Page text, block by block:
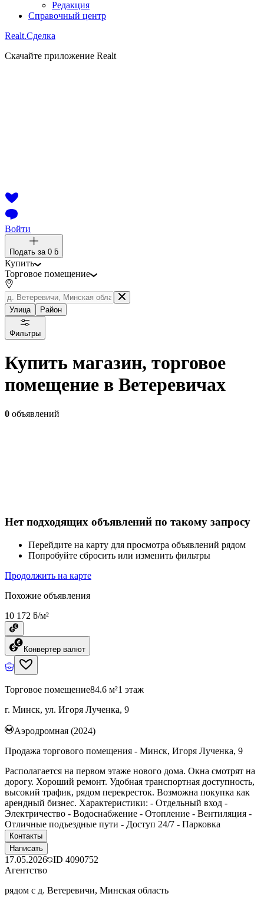
Редакция
Справочный центр
Realt.Сделка
Скачайте приложение Realt
Войти
Подать за 0 ƃ
Купить
Торговое помещение
Улица Район
Фильтры
Купить магазин, торговое
помещение в Ветеревичах
0 объявлений
Нет подходящих объявлений по такому запросу
Перейдите на карту для просмотра объявлений рядом
Попробуйте сбросить или изменить фильтры
Продолжить на карте
Похожие объявления
10 172 ƃ/м²
Конвертер валют
Торговое помещение84.6 м²1 этаж
г. Минск, ул. Игоря Лученка, 9
Аэродромная (2024)
Продажа торгового помещения - Минск, Игоря Лученка, 9
Располагается на первом этаже нового дома. Окна смотрят на
дорогу. Хороший ремонт. Удобная транспортная доступность,
высокий трафик, рядом перекресток. Возможна покупка как
арендный бизнес. Характеристики: - Отдельный вход -
Электричество - Водоснабжение - Отопление - Вентиляция -
Отличные подъездные пути - Доступ 24/7 - Парковка
Контакты
Написать
17.05.2026 ID 4090752
Агентство
рядом с д. Ветеревичи, Минская область